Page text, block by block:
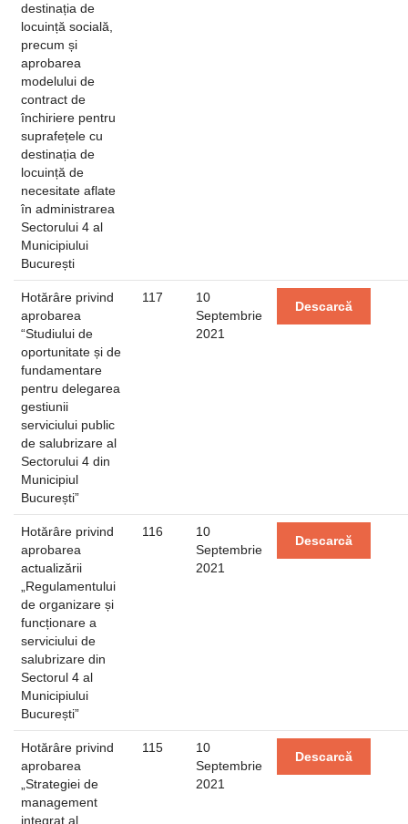
destinația de
locuință socială,
precum și
aprobarea
modelului de
contract de
închiriere pentru
suprafețele cu
destinația de
locuință de
necesitate aflate
în administrarea
Sectorului 4 al
Municipiului
București
Hotărâre privind
aprobarea
“Studiului de
oportunitate și de
fundamentare
pentru delegarea
gestiunii
serviciului public
de salubrizare al
Sectorului 4 din
Municipiul
București”
117
10
Septembrie
2021
Descarcă
Hotărâre privind
aprobarea
actualizării
„Regulamentului
de organizare și
funcționare a
serviciului de
salubrizare din
Sectorul 4 al
Municipiului
București”
116
10
Septembrie
2021
Descarcă
Hotărâre privind
aprobarea
„Strategiei de
management
integrat al
115
10
Septembrie
2021
Descarcă